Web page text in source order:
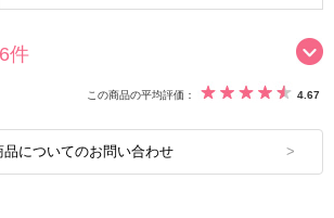
6件
この商品の平均評価： 4.67
品についてのお問い合わせ